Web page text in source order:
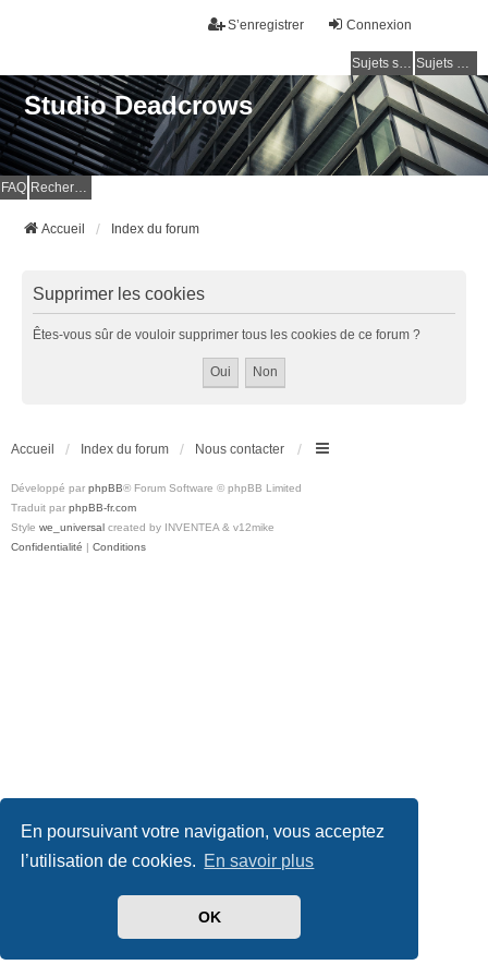
En poursuivant votre navigation, vous acceptez
l’utilisation de cookies. En savoir plus
OK
Connexion
S’enregistrer
Sujets sans réponse Sujets actifs
Studio Deadcrows
FAQ Rechercher
Accueil Index du forum
Supprimer les cookies
Êtes-vous sûr de vouloir supprimer tous les cookies de ce forum ?
Accueil Index du forum Nous contacter
Développé par phpBB® Forum Software © phpBB Limited
Traduit par phpBB-fr.com
Style we_universal created by INVENTEA & v12mike
Confidentialité | Conditions